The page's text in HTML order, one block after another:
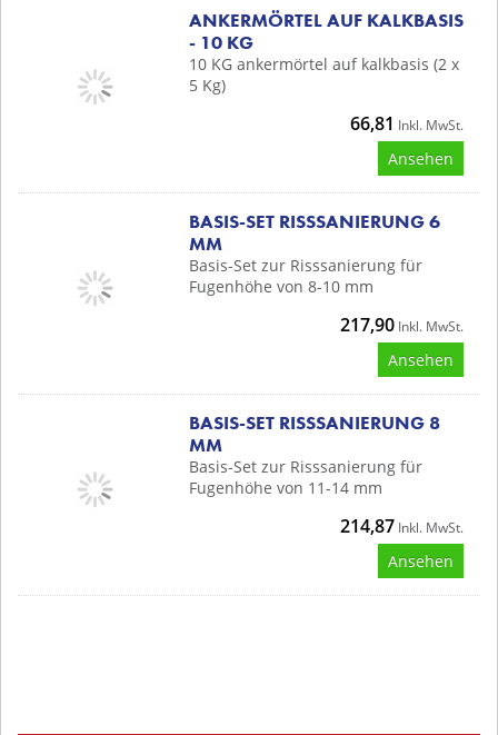
ANKERMÖRTEL AUF KALKBASIS
- 10 KG
10 KG ankermörtel auf kalkbasis (2 x
5 Kg)
66,81 Inkl. MwSt.
Ansehen
BASIS-SET RISSSANIERUNG 6
MM
Basis-Set zur Risssanierung für
Fugenhöhe von 8-10 mm
217,90Inkl. MwSt.
Ansehen
BASIS-SET RISSSANIERUNG 8
MM
Basis-Set zur Risssanierung für
Fugenhöhe von 11-14 mm
214,87Inkl. MwSt.
Ansehen